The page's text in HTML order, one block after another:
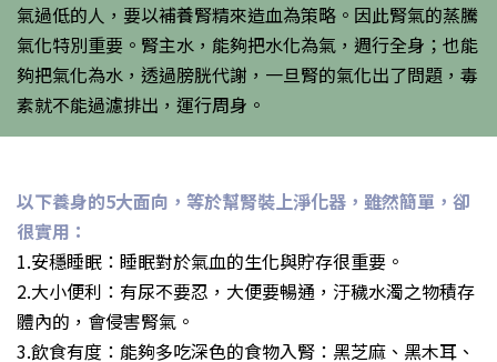
氣過低的人，要以補養腎精來造血為策略。因此腎氣的蒸騰
氣化特別重要。腎主水，能夠把水化為氣，週行全身；也能
夠把氣化為水，透過膀胱代謝，一旦腎的氣化出了問題，毒
素就不能過濾排出，運行周身。
以下養身的5大面向，等於幫腎裝上淨化器，雖然簡單，卻
很實用：
1.安穩睡眠：睡眠對於氣血的生化與貯存很重要。
2.大小便利：有尿不要忍，大便要暢通，汙穢水濁之物積存
體內的，會侵害腎氣。
3.飲食有度：能夠多吃深色的食物入腎：黑芝麻、黑木耳、